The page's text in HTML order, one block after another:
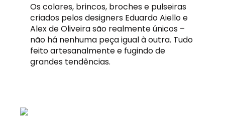
Os colares, brincos, broches e pulseiras
criados pelos designers Eduardo Aiello e
Alex de Oliveira são realmente únicos –
não há nenhuma peça igual à outra. Tudo
feito artesanalmente e fugindo de
grandes tendências.